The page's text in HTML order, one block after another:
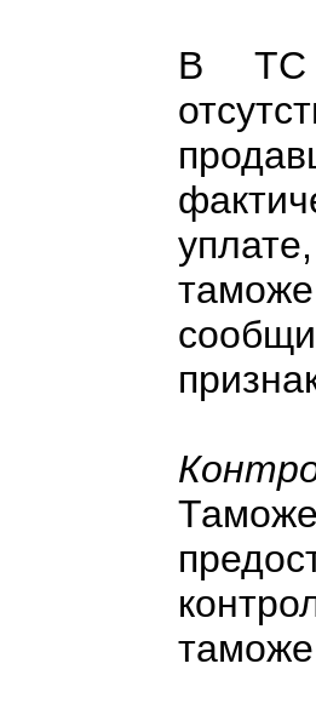
В ТС